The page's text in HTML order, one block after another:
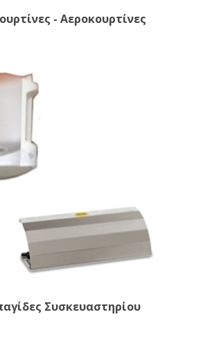
- Αεροκουρτίνες
Συσκευαστηρίου